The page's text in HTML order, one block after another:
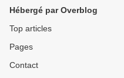
Hébergé par Overblog
Top articles
Pages
Contact